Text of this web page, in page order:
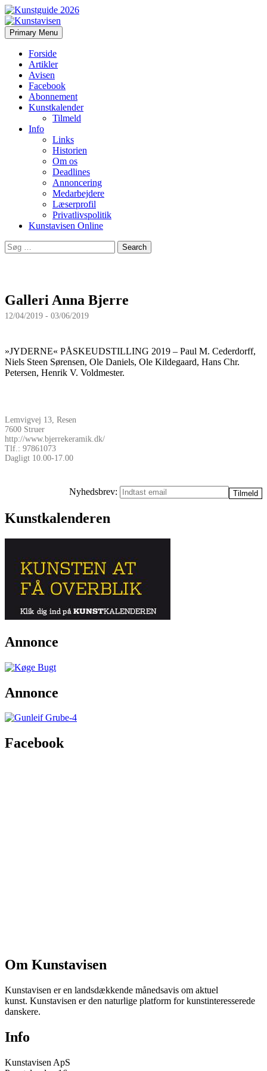
Kunstavisen
Search
Primary Menu Skip
to
Forside
Artikler
Avisen
Facebook
Abonnement
Kunstkalender
Tilmeld
Info
Links
Historien
Om os
Deadlines
Annoncering
Medarbejdere
Læserprofil
Privatlivspolitik
Kunstavisen Online
Search
for:
Galleri Anna Bjerre
12/04/2019 - 03/06/2019
»JYDERNE« PÅSKEUDSTILLING 2019 – Paul M. Cederdorff,
Niels Steen Sørensen, Ole Daniels, Ole Kildegaard, Hans Chr.
Petersen, Henrik V. Voldmester.
Lemvigvej 13, Resen
7600 Struer
http://www.bjerrekeramik.dk/
Tlf.: 97861073
Dagligt 10.00-17.00
Nyhedsbrev:
Kunstkalenderen
Annonce
Annonce
Facebook
Om Kunstavisen
Kunstavisen er en landsdækkende månedsavis om aktuel
kunst. Kunstavisen er den naturlige platform for kunstinteresserede
danskere.
Info
Kunstavisen ApS